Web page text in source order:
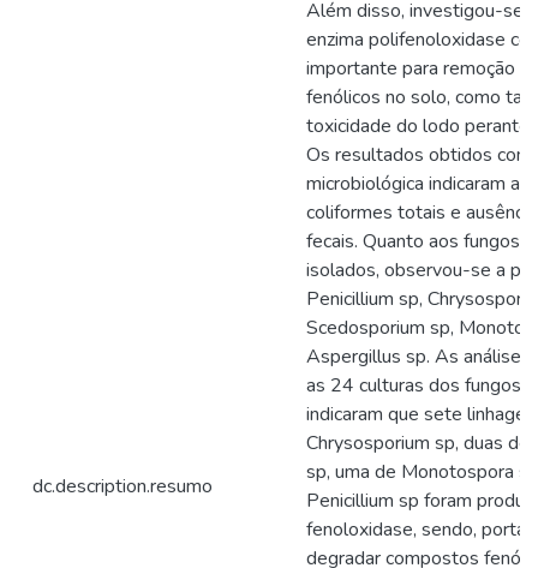
dc.description.resumo
Além disso, investigou-se
enzima polifenoloxidase
importante para remoção
fenólicos no solo, como
toxicidade do lodo perante
Os resultados obtidos com
microbiológica indicaram a
coliformes totais e
fecais. Quanto aos fungos
isolados, observou-se a
Penicillium sp,
Scedosporium sp,
Aspergillus sp. As análises
as 24 culturas dos fungos
indicaram que sete
Chrysosporium sp, duas de
sp, uma de Monotospora
Penicillium sp foram
fenoloxidase, sendo,
degradar compostos